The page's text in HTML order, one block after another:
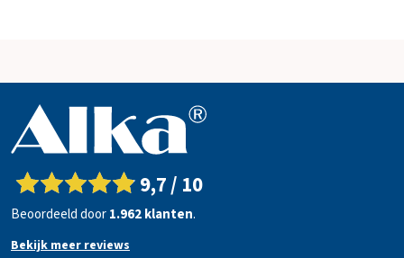
9,7 / 10
Beoordeeld door1.962 klanten.
Bekijk meer reviews
a
i
n
k
e
l